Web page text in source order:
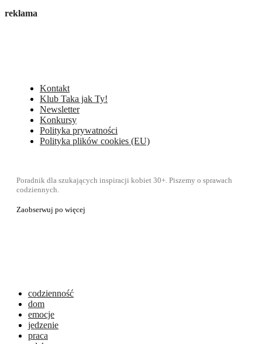
reklama
Kontakt
Klub Taka jak Ty!
Newsletter
Konkursy
Polityka prywatności
Polityka plików cookies (EU)
Poradnik dla szukających inspiracji kobiet 30+. Piszemy o sprawach
codziennych.
Zaobserwuj po więcej
codzienność
dom
emocje
jedzenie
praca